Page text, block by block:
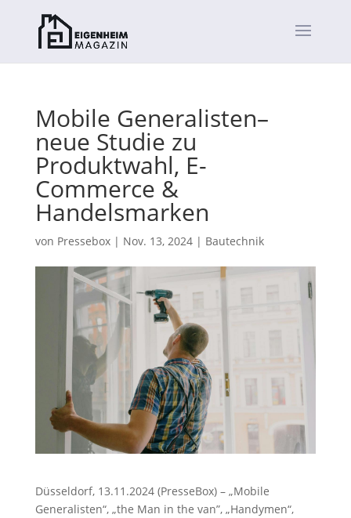
Mobile Generalisten–
neue Studie zu
Produktwahl, E-
Commerce &
Handelsmarken
von Pressebox| Nov. 13, 2024| Bautechnik
Düsseldorf, 13.11.2024 (PresseBox) – „Mobile
Generalisten“, „the Man in the van”, „Handymen“,